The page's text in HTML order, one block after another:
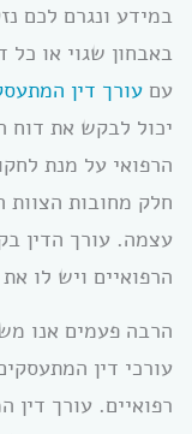
במידע ונגרם לכם
באבחון שגוי או כל
עם עורך דין
יכול לבקש את דוח
הרפואי על מנת
חלק מחובות הצוות
עצמה. עורך הדין
הרפואיים ויש לו
הרבה פעמים אנו
עורכי דין
רפואיים. עורך דין